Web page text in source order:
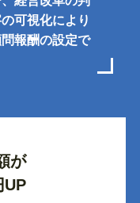
可視化により
報酬の設定で
が
UP